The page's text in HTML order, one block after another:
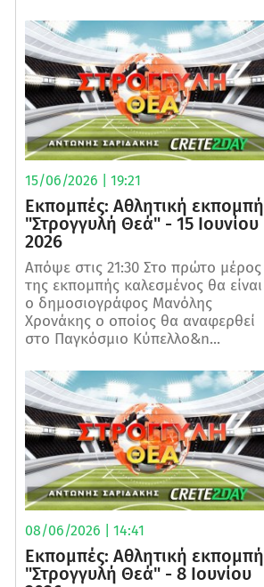
15/06/2026 | 19:21
Εκπομπές: Αθλητική εκπομπή
"Στρογγυλή Θεά" - 15 Ιουνίου
2026
Απόψε στις 21:30 Στο πρώτο μέρος
της εκπομπής καλεσμένος θα είναι
ο δημοσιογράφος Μανόλης
Χρονάκης ο οποίος θα αναφερθεί
στο Παγκόσμιο Κύπελλο&n...
08/06/2026 | 14:41
Εκπομπές: Αθλητική εκπομπή
"Στρογγυλή Θεά" - 8 Ιουνίου